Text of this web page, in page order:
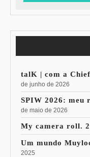
talK | com a
de junho de 2026
SPIW 2026: meu
de maio de 2026
My camera roll.
Um mundo
2025